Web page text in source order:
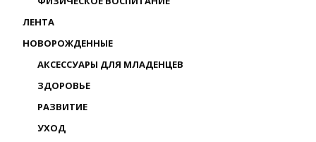
ЛЕНТА
НОВОРОЖДЕННЫЕ
АКСЕССУАРЫ ДЛЯ МЛАДЕНЦЕВ
ЗДОРОВЬЕ
РАЗВИТИЕ
УХОД